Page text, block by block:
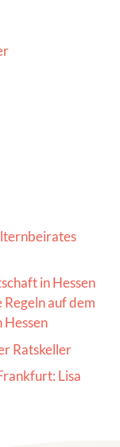
in Hessen
auf dem
Hessen
Ratskeller
Lisa